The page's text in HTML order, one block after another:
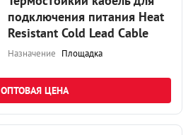
подключения питания Heat
Resistant Cold Lead Cable
Назначение Площадка
ОПТОВАЯ ЦЕНА